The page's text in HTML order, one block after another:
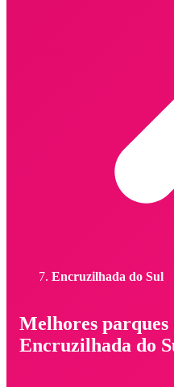
Encruzilhada do Sul
Melhores parques
Encruzilhada do